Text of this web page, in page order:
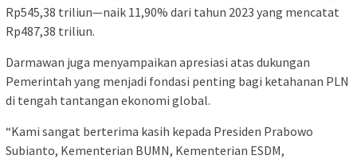
Rp545,38 triliun—naik 11,90% dari tahun 2023 yang mencatat
Rp487,38 triliun.
Darmawan juga menyampaikan apresiasi atas dukungan
Pemerintah yang menjadi fondasi penting bagi ketahanan PLN
di tengah tantangan ekonomi global.
“Kami sangat berterima kasih kepada Presiden Prabowo
Subianto, Kementerian BUMN, Kementerian ESDM,